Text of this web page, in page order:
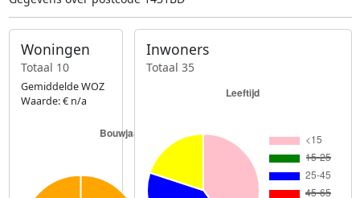
Woningen
Totaal 10
Gemiddelde WOZ
Waarde: € n/a
Inwoners
Totaal 35